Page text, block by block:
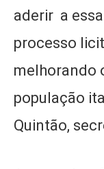
aderir a
processo
melhorando
população
Quintão,